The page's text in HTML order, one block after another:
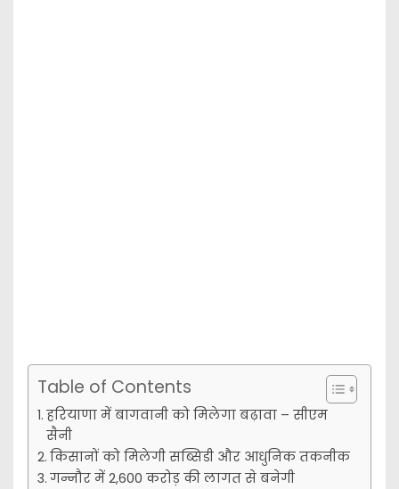
Table of Contents
हरियाणा में बागवानी को मिलेगा बढ़ावा – सीएम
सैनी
किसानों को मिलेगी सब्सिडी और आधुनिक तकनीक
गन्नौर में 2,600 करोड़ की लागत से बनेगी